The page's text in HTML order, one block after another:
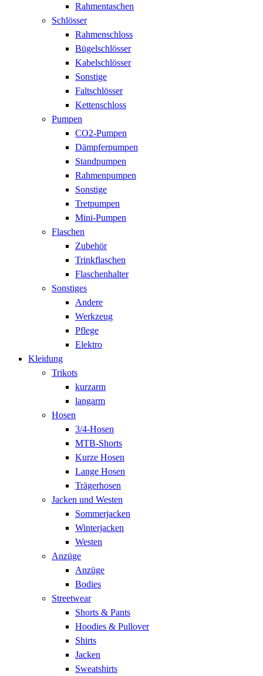
Rahmentaschen
Schlösser
Rahmenschloss
Bügelschlösser
Kabelschlösser
Sonstige
Faltschlösser
Kettenschloss
Pumpen
CO2-Pumpen
Dämpferpumpen
Standpumpen
Rahmenpumpen
Sonstige
Tretpumpen
Mini-Pumpen
Flaschen
Zubehör
Trinkflaschen
Flaschenhalter
Sonstiges
Andere
Werkzeug
Pflege
Elektro
Kleidung
Trikots
kurzarm
langarm
Hosen
3/4-Hosen
MTB-Shorts
Kurze Hosen
Lange Hosen
Trägerhosen
Jacken und Westen
Sommerjacken
Winterjacken
Westen
Anzüge
Anzüge
Bodies
Streetwear
Shorts & Pants
Hoodies & Pullover
Shirts
Jacken
Sweatshirts